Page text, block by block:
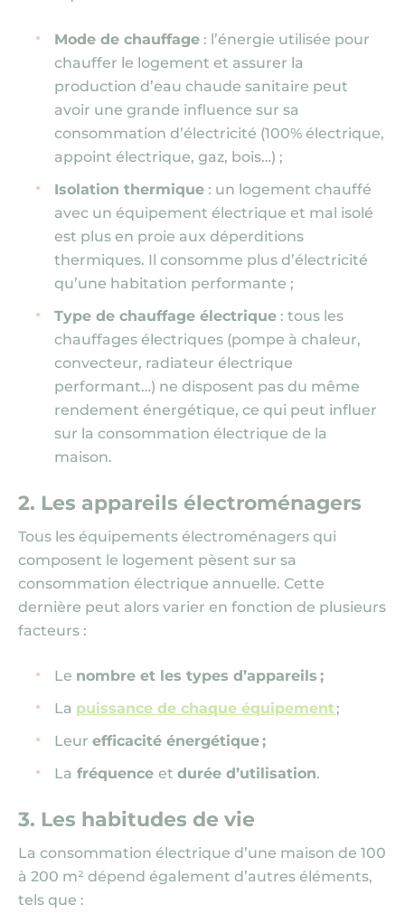
Mode de chauffage : l’énergie utilisée pour
chauffer le logement et assurer la
production d’eau chaude sanitaire peut
avoir une grande influence sur sa
consommation d’électricité (100% électrique,
appoint électrique, gaz, bois…) ;
Isolation thermique : un logement chauffé
avec un équipement électrique et mal isolé
est plus en proie aux déperditions
thermiques. Il consomme plus d’électricité
qu’une habitation performante ;
Type de chauffage électrique : tous les
chauffages électriques (pompe à chaleur,
convecteur, radiateur électrique
performant…) ne disposent pas du même
rendement énergétique, ce qui peut influer
sur la consommation électrique de la
maison.
2. Les appareils électroménagers
Tous les équipements électroménagers qui
composent le logement pèsent sur sa
consommation électrique annuelle. Cette
dernière peut alors varier en fonction de plusieurs
facteurs :
Le nombre et les types d’appareils ;
La puissance de chaque équipement;
Leur efficacité énergétique ;
La fréquence et durée d’utilisation.
3. Les habitudes de vie
La consommation électrique d’une maison de 100
à 200 m² dépend également d’autres éléments,
tels que :